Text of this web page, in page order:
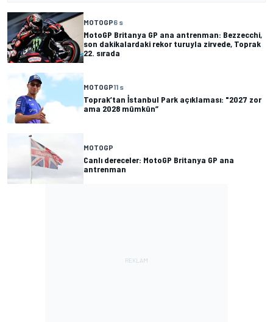
MOTOGP6 s
MotoGP Britanya GP ana antrenman: Bezzecchi,
son dakikalardaki rekor turuyla zirvede, Toprak
22. sırada
MOTOGP11 s
Toprak’tan İstanbul Park açıklaması: "2027 zor
ama 2028 mümkün”
MOTOGP
Canlı dereceler: MotoGP Britanya GP ana
antrenman